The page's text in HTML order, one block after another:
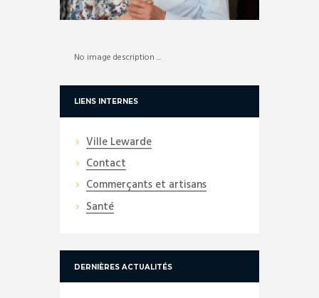
No image description ...
LIENS INTERNES
Ville Lewarde
Contact
Commerçants et artisans
Santé
DERNIÈRES ACTUALITÉS